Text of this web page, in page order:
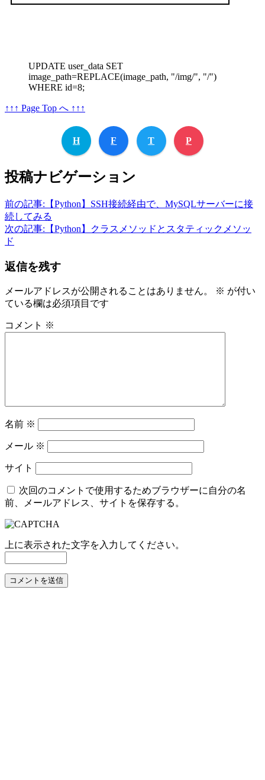
UPDATE user_data SET
image_path=REPLACE(image_path, "/img/", "/")
WHERE id=8;
↑↑↑ Page Top へ ↑↑↑
H F T P
投稿ナビゲーション
前の記事: 【Python】SSH接続経由で、MySQLサーバーに接
続してみる
次の記事: 【Python】クラスメソッドとスタティックメソッ
ド
返信を残す
メールアドレスが公開されることはありません。 ※ が付い
ている欄は必須項目です
コメント ※
名前 ※
メール ※
サイト
次回のコメントで使用するためブラウザーに自分の名
前、メールアドレス、サイトを保存する。
上に表示された文字を入力してください。